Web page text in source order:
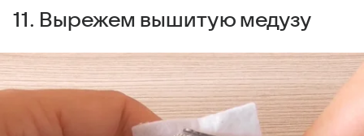
11. Вырежем вышитую медузу